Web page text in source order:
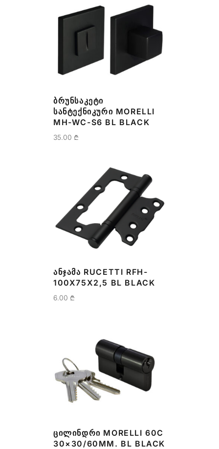
ᲑᲠᲣᲜᲡᲐᲙᲔᲢᲘ
ᲡᲐᲜᲢᲔᲥᲜᲘᲙᲣᲠᲘ MORELLI
MH-WC-S6 BL BLACK
35.00 ₾
ᲐᲜᲯᲐᲛᲐ RUCETTI RFH-
100X75X2,5 BL BLACK
6.00 ₾
ᲪᲘᲚᲘᲜᲓᲠᲘ MORELLI 60C
30×30/60MM. BL BLACK